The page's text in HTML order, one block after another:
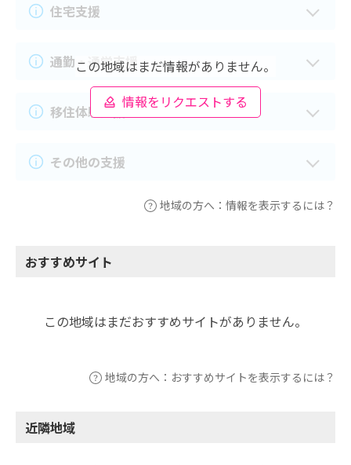
この地域はまだ情報がありません。
情報をリクエストする
住宅支援
通勤・通学支援
移住体験支援
その他の支援
地域の方へ：情報を表示するには？
おすすめサイト
この地域はまだおすすめサイトがありません。
地域の方へ：おすすめサイトを表示するには？
近隣地域